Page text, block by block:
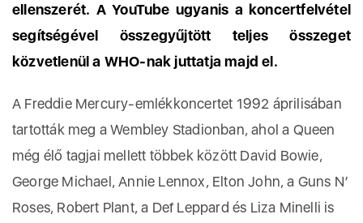
ellenszerét. A YouTube ugyanis a koncertfelvétel
segítségével összegyűjtött teljes összeget
közvetlenül a WHO-nak juttatja majd el.
A Freddie Mercury-emlékkoncertet 1992 áprilisában
tartották meg a Wembley Stadionban, ahol a Queen
még élő tagjai mellett többek között David Bowie,
George Michael, Annie Lennox, Elton John, a Guns N’
Roses, Robert Plant, a Def Leppard és Liza Minelli is